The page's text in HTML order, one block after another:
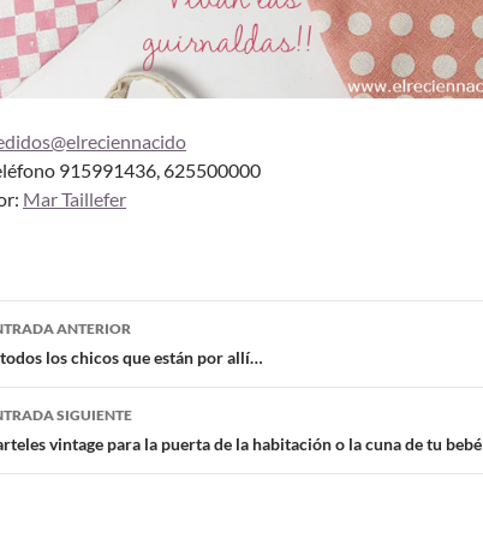
915991436, 625500000
Mar Taillefer
ANTERIOR
los chicos que están por allí…
SIGUIENTE
vintage para la puerta de la habitación o la cuna de tu bebé